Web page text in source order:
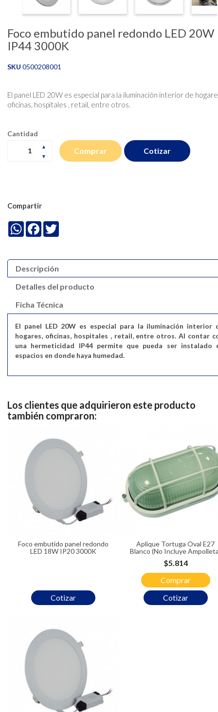
Foco embutido panel redondo LED 20W
IP44 3000K
SKU 0500208001
El panel LED 20W es especial para la iluminación interior de
oficinas, hospitales , retail, entre otros.
Cantidad
Comprar Cotizar
Compartir
WhatsApp
Facebook
Descripción
Detalles del producto
Ficha Técnica
El panel LED 20W es especial para la iluminación interior
hogares, oficinas, hospitales , retail, entre otros. Al contar
una hermeticidad IP44 permite que pueda ser instalado
espacios en donde haya humedad.
Los clientes que adquirieron este producto
también compraron:
Foco embutido panel redondo
LED 18W IP20 3000K
Cotizar
Aplique Tortuga Oval E27
Blanco (No Incluye
Cotizar
Precio
$5.814
Comprar